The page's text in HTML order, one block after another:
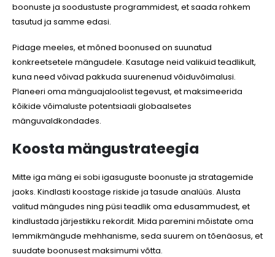
boonuste ja soodustuste programmidest, et saada rohkem
tasutud ja samme edasi.
Pidage meeles, et mõned boonused on suunatud
konkreetsetele mängudele. Kasutage neid valikuid teadlikult,
kuna need võivad pakkuda suurenenud võiduvõimalusi.
Planeeri oma mänguajaloolist tegevust, et maksimeerida
kõikide võimaluste potentsiaali globaalsetes
mänguvaldkondades.
Koosta mängustrateegia
Mitte iga mäng ei sobi igasuguste boonuste ja stratagemide
jaoks. Kindlasti koostage riskide ja tasude analüüs. Alusta
valitud mängudes ning püsi teadlik oma edusammudest, et
kindlustada järjestikku rekordit. Mida paremini mõistate oma
lemmikmängude mehhanisme, seda suurem on tõenäosus, et
suudate boonusest maksimumi võtta.